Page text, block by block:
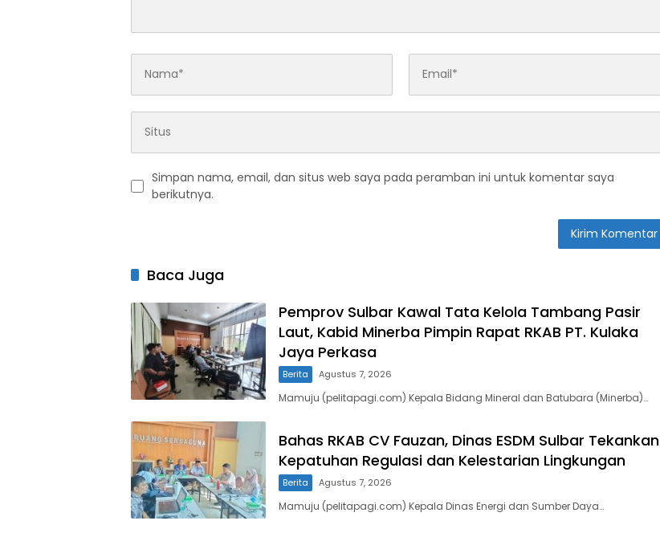
Simpan nama, email, dan situs web saya pada peramban ini untuk komentar saya
berikutnya.
Baca Juga
Pemprov Sulbar Kawal Tata Kelola Tambang Pasir
Laut, Kabid Minerba Pimpin Rapat RKAB PT. Kulaka
Jaya Perkasa
Berita Agustus 7, 2026
Mamuju (pelitapagi.com) Kepala Bidang Mineral dan Batubara (Minerba)…
Bahas RKAB CV Fauzan, Dinas ESDM Sulbar Tekankan
Kepatuhan Regulasi dan Kelestarian Lingkungan
Berita Agustus 7, 2026
Mamuju (pelitapagi.com) Kepala Dinas Energi dan Sumber Daya…